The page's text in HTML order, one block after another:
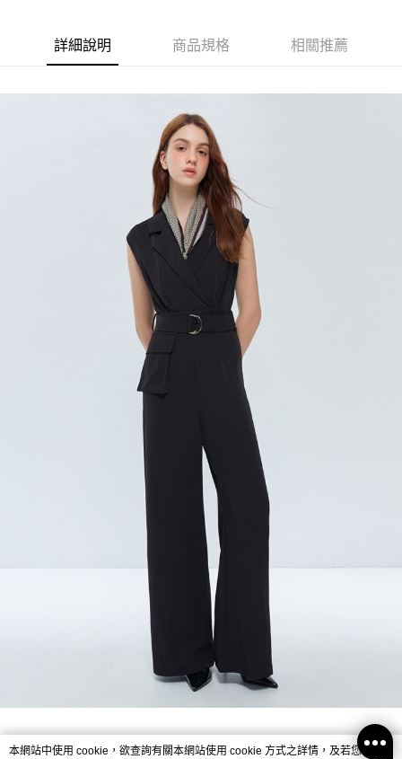
每筆NT$80，滿NT$2,000(含以上)免運費
每筆NT$80，滿NT$2,000(含以上)免運費
每筆NT$80，滿NT$2,000(含以上)免運費
每筆NT$120，滿NT$2,000(含以上)免運費
每筆NT$400，滿NT$2,000(含以上)免運費
詳細說明 商品規格 相關推薦
本網站中使用 cookie，欲查詢有關本網站使用 cookie 方式之詳情，及若您不希